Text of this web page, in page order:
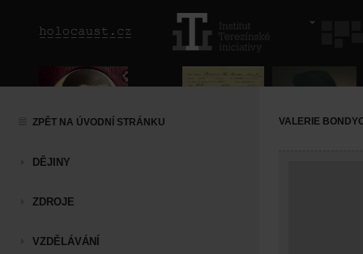
ZPĚT NA ÚVODNÍ STRÁNKU
DĚJINY
ZDROJE
VZDĚLÁVÁNÍ
VALERIE